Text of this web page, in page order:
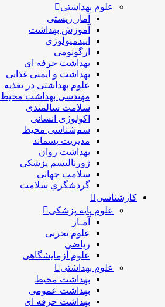
علوم بهداشتی
آمار زیستی
آموزش بهداشت
اپیدمیولوژی
ارگونومی
بهداشت حرفه ای
بهداشت و ایمنی غذایی
علوم بهداشتی در تغذیه
مهندسی بهداشت محيط
سلامت سالمندی
اکولوژی انسانی
سم‌شناسی محیط
مدیریت پسماند
بهداشت روان
ژورنالیسم پزشکی
سلامت جهانی
گردشگري سلامت
کارشناسی
علوم پایه پزشکی
آمـار
علوم تجربی
ریاضی
علوم آزمایشگاهی
علوم بهداشتی
بهداشت محیط
بهداشت عمومی
بهداشت حرفه ای